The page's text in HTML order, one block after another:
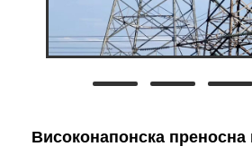
Високонапонска преносна